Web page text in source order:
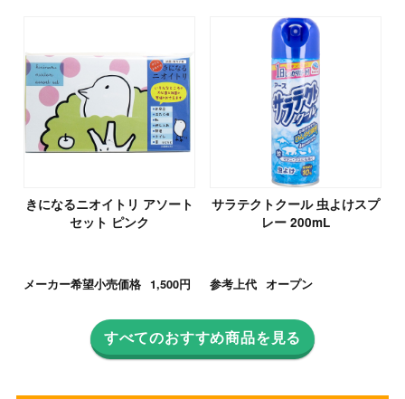
きになるニオイトリ アソート
セット ピンク
メーカー希望小売価格 1,500円
サラテクトクール 虫よけスプ
レー 200mL
参考上代 オープン
すべてのおすすめ商品を見る